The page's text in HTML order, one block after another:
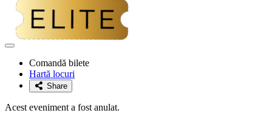
Adaugă
favoriteComandă bilete
Hartă locuri
Share
Acest eveniment a fost anulat.